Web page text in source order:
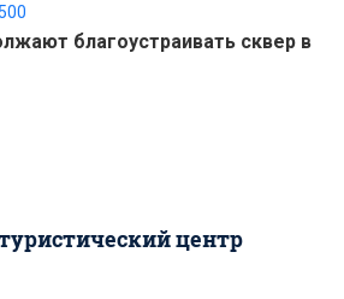
500
благоустраивать сквер в
центр